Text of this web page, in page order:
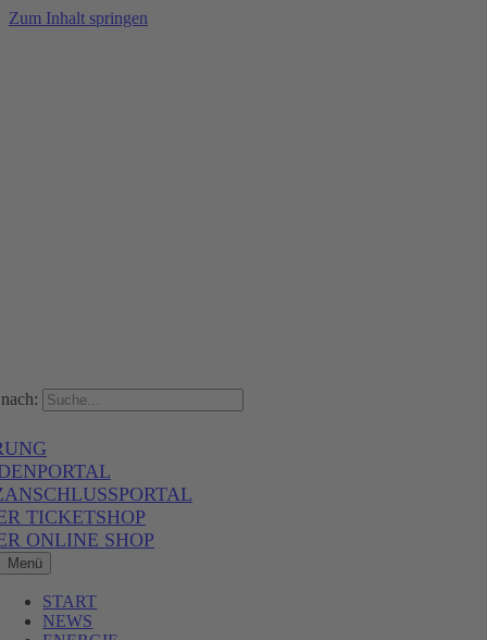
Zum Inhalt springen
TICKETSHOP
ONLINE SHOP
Menü
START
NEWS